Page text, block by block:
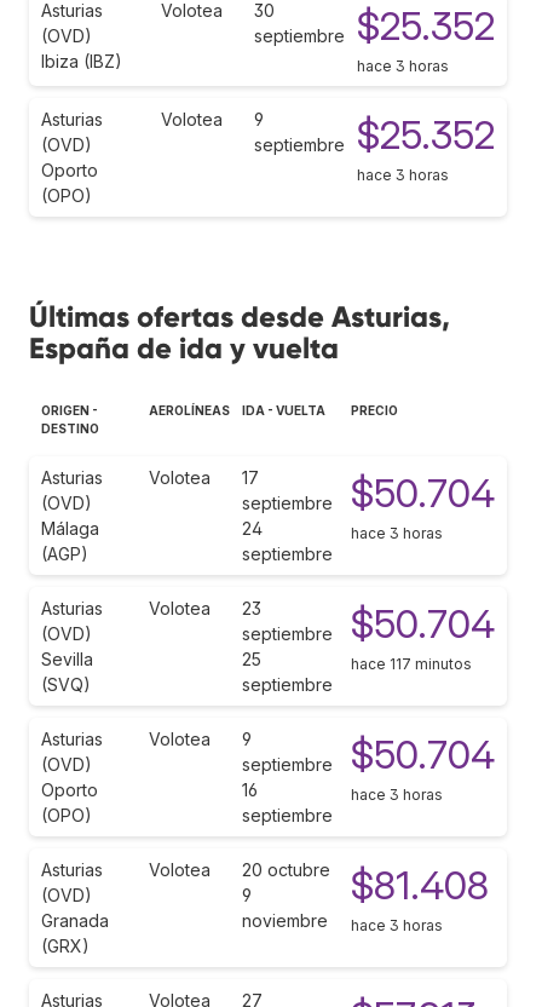
Asturias
(OVD)
Ibiza (IBZ)
Volotea
30
septiembre
$25.352
hace 3 horas
Asturias
(OVD)
Oporto
(OPO)
Volotea
9
septiembre
$25.352
hace 3 horas
Últimas ofertas desde Asturias,
España de ida y vuelta
ORIGEN -
DESTINO
AEROLÍNEAS IDA - VUELTA PRECIO
Asturias
(OVD)
Málaga
(AGP)
Volotea
17
septiembre
24
septiembre
$50.704
hace 3 horas
Asturias
(OVD)
Sevilla
(SVQ)
Volotea
23
septiembre
25
septiembre
$50.704
hace 117 minutos
Asturias
(OVD)
Oporto
(OPO)
Volotea
9
septiembre
16
septiembre
$50.704
hace 3 horas
Asturias
(OVD)
Granada
(GRX)
Volotea
20 octubre
9
noviembre
$81.408
hace 3 horas
Asturias
Volotea
27